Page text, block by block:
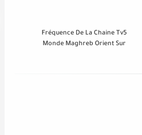
Fréquence De La Chaine Tv5
Monde Maghreb Orient Sur